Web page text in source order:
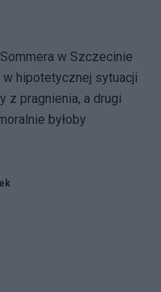
w Szczecinie
hipotetycznej sytuacji
z pragnienia, a drugi
byłoby